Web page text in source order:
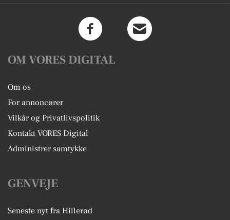
OM VORES DIGITAL
Om os
For annoncører
Vilkår og Privatlivspolitik
Kontakt VORES Digital
Administrer samtykke
GENVEJE
Seneste nyt fra Hillerød